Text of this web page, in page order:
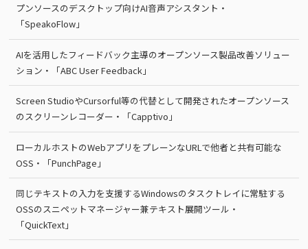
プンソースのデスクトップ向けAI音声アシスタント・
「SpeakoFlow」
AIを活用したフィードバック主導のオープンソース製品改善ソリュー
ション・「ABC User Feedback」
Screen StudioやCursorful等の代替として開発されたオープンソース
のスクリーンレコーダー・「Capptivo」
ローカルホストのWebアプリをプレーンなURLで他者と共有可能な
OSS・「PunchPage」
同じテキストの入力を支援するWindowsのタスクトレイに常駐する
OSSのスニペットマネージャー兼テキスト展開ツール・
「QuickText」